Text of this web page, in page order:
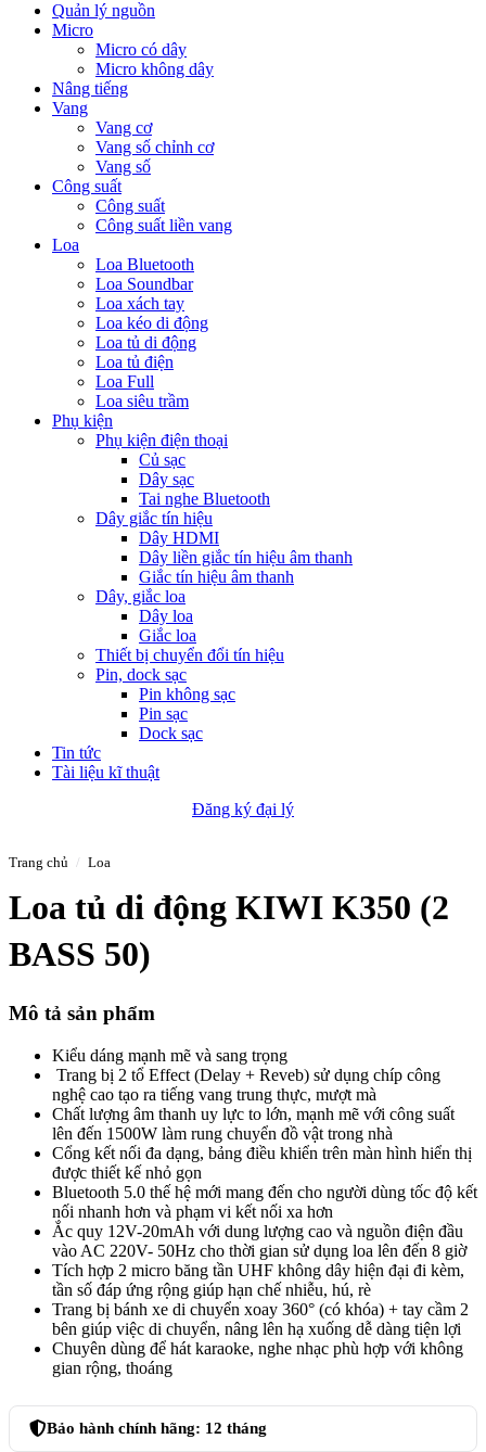
Quản lý nguồn
Micro
Micro có dây
Micro không dây
Nâng tiếng
Vang
Vang cơ
Vang số chỉnh cơ
Vang số
Công suất
Công suất
Công suất liền vang
Loa
Loa Bluetooth
Loa Soundbar
Loa xách tay
Loa kéo di động
Loa tủ di động
Loa tủ điện
Loa Full
Loa siêu trầm
Phụ kiện
Phụ kiện điện thoại
Củ sạc
Dây sạc
Tai nghe Bluetooth
Dây giắc tín hiệu
Dây HDMI
Dây liền giắc tín hiệu âm thanh
Giắc tín hiệu âm thanh
Dây, giắc loa
Dây loa
Giắc loa
Thiết bị chuyển đổi tín hiệu
Pin, dock sạc
Pin không sạc
Pin sạc
Dock sạc
Tin tức
Tài liệu kĩ thuật
Đăng ký đại lý
Trang chủ / Loa
Loa tủ di động KIWI K350 (2
BASS 50)
Mô tả sản phẩm
Kiểu dáng mạnh mẽ và sang trọng
Trang bị 2 tổ Effect (Delay + Reveb) sử dụng chíp công
nghệ cao tạo ra tiếng vang trung thực, mượt mà
Chất lượng âm thanh uy lực to lớn, mạnh mẽ với công suất
lên đến 1500W làm rung chuyển đồ vật trong nhà
Cổng kết nối đa dạng, bảng điều khiển trên màn hình hiển thị
được thiết kế nhỏ gọn
Bluetooth 5.0 thế hệ mới mang đến cho người dùng tốc độ kết
nối nhanh hơn và phạm vi kết nối xa hơn
Ắc quy 12V-20mAh với dung lượng cao và nguồn điện đầu
vào AC 220V- 50Hz cho thời gian sử dụng loa lên đến 8 giờ
Tích hợp 2 micro băng tần UHF không dây hiện đại đi kèm,
tần số đáp ứng rộng giúp hạn chế nhiễu, hú, rè
Trang bị bánh xe di chuyển xoay 360° (có khóa) + tay cầm 2
bên giúp việc di chuyển, nâng lên hạ xuống dễ dàng tiện lợi
Chuyên dùng để hát karaoke, nghe nhạc phù hợp với không
gian rộng, thoáng
Bảo hành chính hãng: 12 tháng